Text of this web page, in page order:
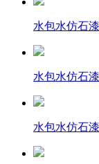
水包水仿石
水包水仿石
水包水仿石